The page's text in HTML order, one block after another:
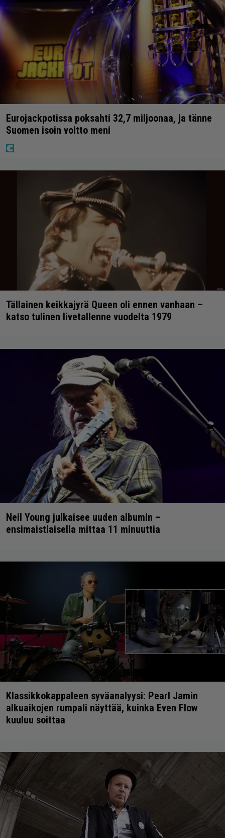
Eurojackpotissa poksahti 32,7 miljoonaa, ja tänne
Suomen isoin voitto meni
Tällainen keikkajyrä Queen oli ennen vanhaan –
katso tulinen livetallenne vuodelta 1979
Neil Young julkaisee uuden albumin –
ensimaistiaisella mittaa 11 minuuttia
Klassikkokappaleen syväanalyysi: Pearl Jamin
alkuaikojen rumpali näyttää, kuinka Even Flow
kuuluu soittaa